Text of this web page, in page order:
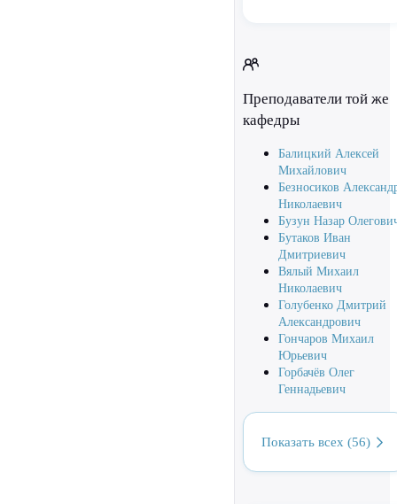
Преподаватели той же
кафедры
Балицкий Алексей
Михайлович
Безносиков
Николаевич
Бузун Назар
Бутаков Иван
Дмитриевич
Вялый Михаил
Николаевич
Голубенко Дмитрий
Александрович
Гончаров Михаил
Юрьевич
Горбачёв Олег
Геннадьевич
Показать всех (56)